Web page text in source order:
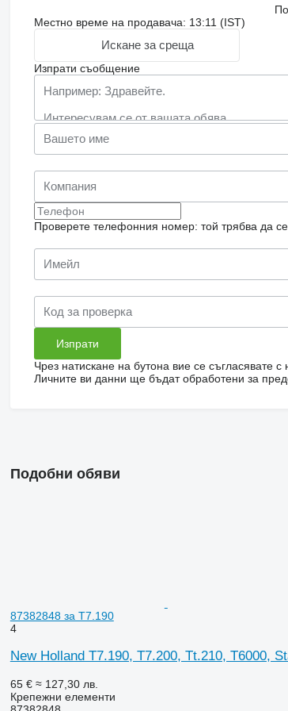
Местно време на продавача: 13:11 (IST)
Искане за среща
Изпрати съобщение
Проверете телефонния номер: той трябва да
Чрез натискане на бутона вие се съгласявате с
Личните ви данни ще бъдат обработени за
Подобни обяви
87382848 за T7.190
4
New Holland T7.190, T7.200, Tt.210, T6000,
65 € ≈ 127,30 лв.
Крепежни елементи